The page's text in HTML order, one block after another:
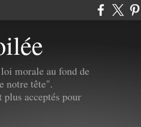
morale au fond de
notre tête".
plus acceptés pour